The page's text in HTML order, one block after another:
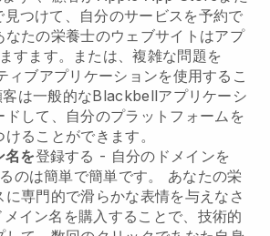
つけて、自分のサービスを予約で
なたの栄養士のウェブサイトはアプ
す ます。または、複雑な問題を
ィブアプリケーションを使用するこ
は一般的なBlackbellアプリケーシ
ドして、自分のプラットフォームを
けることができます。
名を登録する - 自分のドメインを
のは簡単で簡単です。 あなたの栄
専門的で滑らかな表情を与えなさ
メイン名を購入することで、技術的